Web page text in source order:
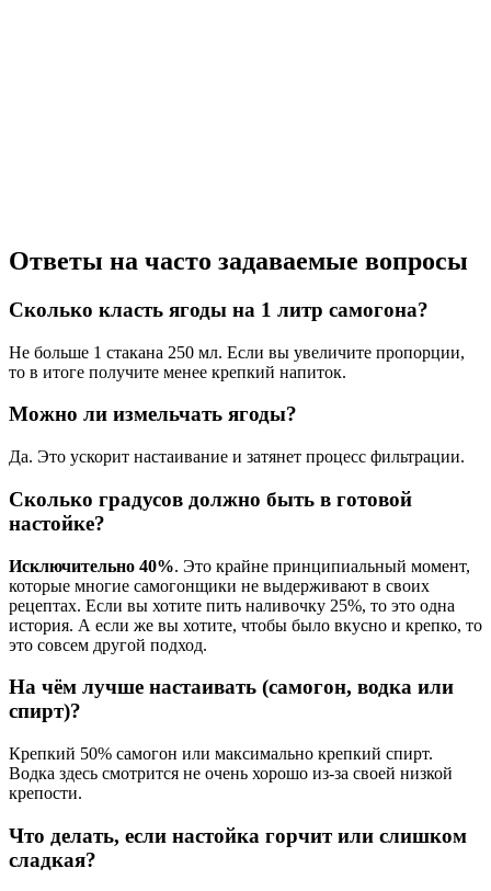
Ответы на часто задаваемые вопросы
Сколько класть ягоды на 1 литр самогона?
Не больше 1 стакана 250 мл. Если вы увеличите пропорции,
то в итоге получите менее крепкий напиток.
Можно ли измельчать ягоды?
Да. Это ускорит настаивание и затянет процесс фильтрации.
Сколько градусов должно быть в готовой
настойке?
Исключительно 40%. Это крайне принципиальный момент,
которые многие самогонщики не выдерживают в своих
рецептах. Если вы хотите пить наливочку 25%, то это одна
история. А если же вы хотите, чтобы было вкусно и крепко, то
это совсем другой подход.
На чём лучше настаивать (самогон, водка или
спирт)?
Крепкий 50% самогон или максимально крепкий спирт.
Водка здесь смотрится не очень хорошо из-за своей низкой
крепости.
Что делать, если настойка горчит или слишком
сладкая?